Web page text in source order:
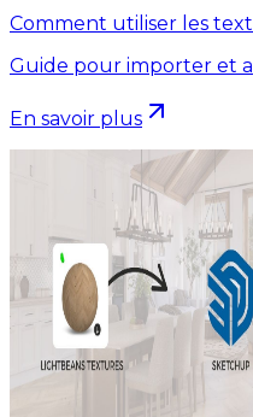
Comment utiliser les
Guide pour importer et
En savoir plus